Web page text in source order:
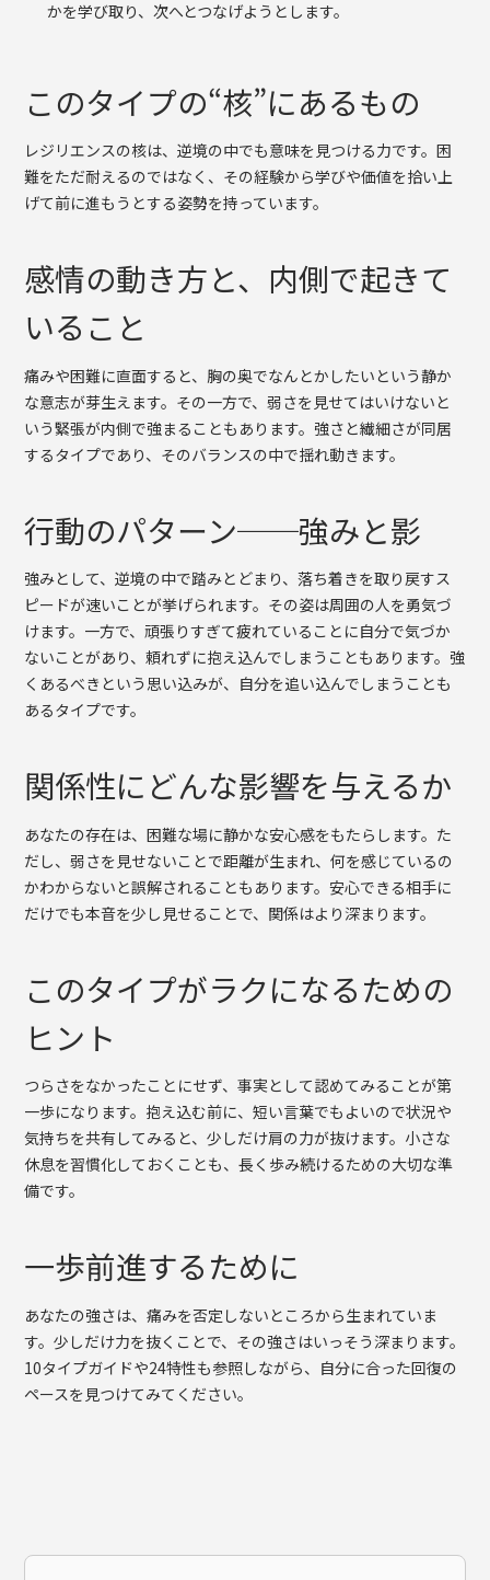
かを学び取り、次へとつなげようとします。
このタイプの“核”にあるもの
レジリエンスの核は、逆境の中でも意味を見つける力です。困
難をただ耐えるのではなく、その経験から学びや価値を拾い上
げて前に進もうとする姿勢を持っています。
感情の動き方と、内側で起きて
いること
痛みや困難に直面すると、胸の奥でなんとかしたいという静か
な意志が芽生えます。その一方で、弱さを見せてはいけないと
いう緊張が内側で強まることもあります。強さと繊細さが同居
するタイプであり、そのバランスの中で揺れ動きます。
行動のパターン──強みと影
強みとして、逆境の中で踏みとどまり、落ち着きを取り戻すス
ピードが速いことが挙げられます。その姿は周囲の人を勇気づ
けます。一方で、頑張りすぎて疲れていることに自分で気づか
ないことがあり、頼れずに抱え込んでしまうこともあります。強
くあるべきという思い込みが、自分を追い込んでしまうことも
あるタイプです。
関係性にどんな影響を与えるか
あなたの存在は、困難な場に静かな安心感をもたらします。た
だし、弱さを見せないことで距離が生まれ、何を感じているの
かわからないと誤解されることもあります。安心できる相手に
だけでも本音を少し見せることで、関係はより深まります。
このタイプがラクになるための
ヒント
つらさをなかったことにせず、事実として認めてみることが第
一歩になります。抱え込む前に、短い言葉でもよいので状況や
気持ちを共有してみると、少しだけ肩の力が抜けます。小さな
休息を習慣化しておくことも、長く歩み続けるための大切な準
備です。
一歩前進するために
あなたの強さは、痛みを否定しないところから生まれていま
す。少しだけ力を抜くことで、その強さはいっそう深まります。
10タイプガイドや24特性も参照しながら、自分に合った回復の
ペースを見つけてみてください。